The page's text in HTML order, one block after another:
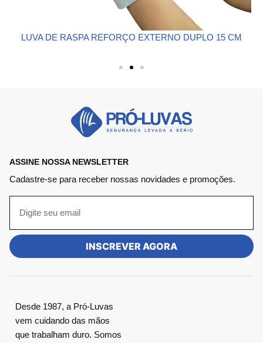
LUVA DE RASPA REFORÇO EXTERNO DUPLO 15 CM
ASSINE NOSSA NEWSLETTER
Cadastre-se para receber nossas novidades e promoções.
INSCREVER AGORA
Desde 1987, a Pró-Luvas
vem cuidando das mãos
que trabalham duro. Somos